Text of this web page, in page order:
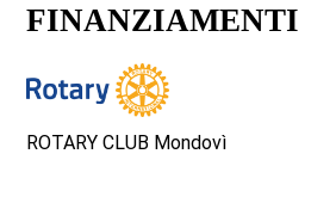
FINANZIAMENTI
ROTARY CLUB Mondovì